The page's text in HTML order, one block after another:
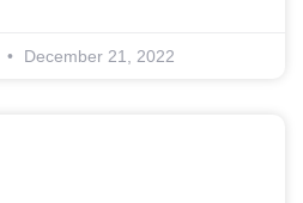
December 21, 2022